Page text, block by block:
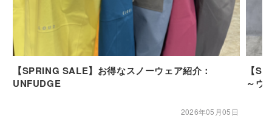
【SPRING SALE】お得なスノーウェア紹介：
UNFUDGE
2026年05月05日
【
～ウ